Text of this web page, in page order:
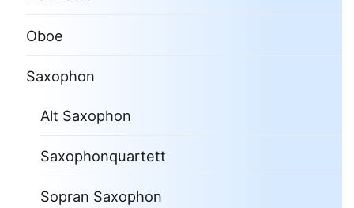
Oboe
Saxophon
Alt Saxophon
Saxophonquartett
Sopran Saxophon